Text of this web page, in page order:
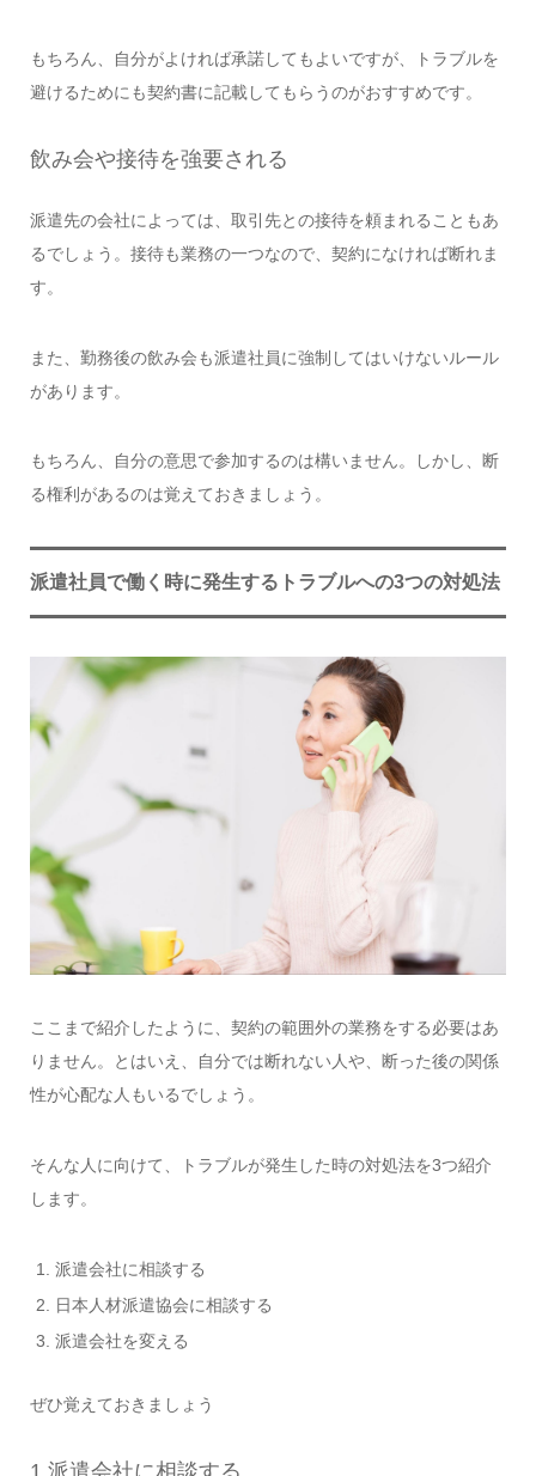
もちろん、自分がよければ承諾してもよいですが、トラブルを
避けるためにも契約書に記載してもらうのがおすすめです。
飲み会や接待を強要される
派遣先の会社によっては、取引先との接待を頼まれることもあ
るでしょう。接待も業務の一つなので、契約になければ断れま
す。
また、勤務後の飲み会も派遣社員に強制してはいけないルール
があります。
もちろん、自分の意思で参加するのは構いません。しかし、断
る権利があるのは覚えておきましょう。
派遣社員で働く時に発生するトラブルへの3つの対処法
ここまで紹介したように、契約の範囲外の業務をする必要はあ
りません。とはいえ、自分では断れない人や、断った後の関係
性が心配な人もいるでしょう。
そんな人に向けて、トラブルが発生した時の対処法を3つ紹介
します。
派遣会社に相談する
日本人材派遣協会に相談する
派遣会社を変える
ぜひ覚えておきましょう